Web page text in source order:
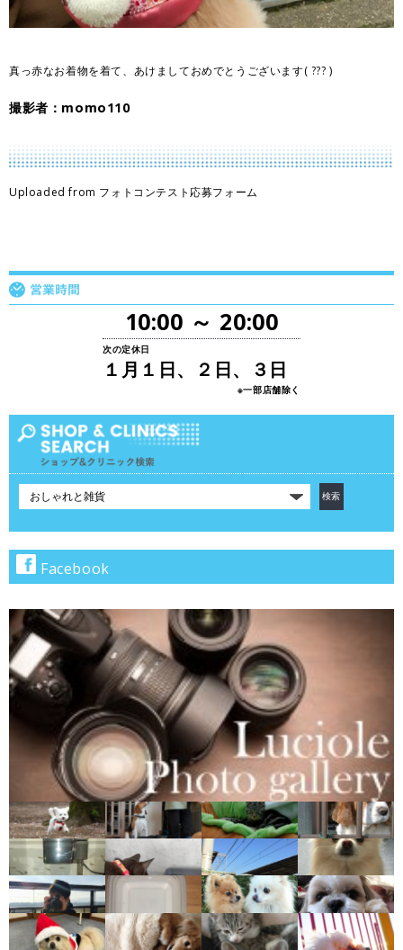
真っ赤なお着物を着て、あけましておめでとうございます( ??? )
撮影者：momo110
Uploaded from フォトコンテスト応募フォーム
10:00 ～ 20:00
次の定休日
１月１日、２日、３日
※一部店舗除く
テ
で
検
索
Facebook